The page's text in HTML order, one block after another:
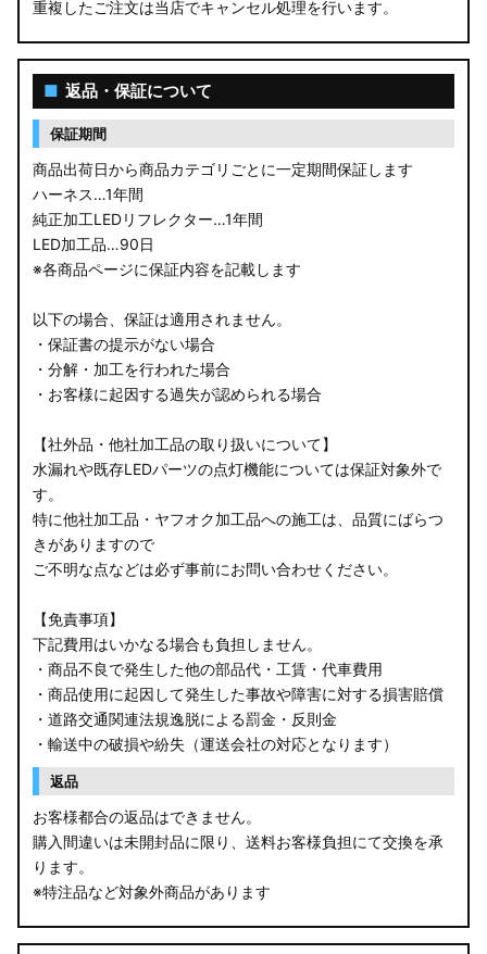
重複したご注文は当店でキャンセル処理を行います。
■ 返品・保証について
保証期間
商品出荷日から商品カテゴリごとに一定期間保証します
ハーネス…1年間
純正加工LEDリフレクター…1年間
LED加工品…90日
※各商品ページに保証内容を記載します
以下の場合、保証は適用されません。
・保証書の提示がない場合
・分解・加工を行われた場合
・お客様に起因する過失が認められる場合
【社外品・他社加工品の取り扱いについて】
水漏れや既存LEDパーツの点灯機能については保証対象外で
す。
特に他社加工品・ヤフオク加工品への施工は、品質にばらつ
きがありますので
ご不明な点などは必ず事前にお問い合わせください。
【免責事項】
下記費用はいかなる場合も負担しません。
・商品不良で発生した他の部品代・工賃・代車費用
・商品使用に起因して発生した事故や障害に対する損害賠償
・道路交通関連法規逸脱による罰金・反則金
・輸送中の破損や紛失（運送会社の対応となります）
返品
お客様都合の返品はできません。
購入間違いは未開封品に限り、送料お客様負担にて交換を承
ります。
※特注品など対象外商品があります